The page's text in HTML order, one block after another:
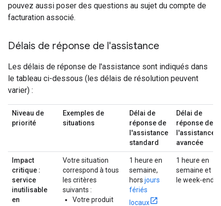
pouvez aussi poser des questions au sujet du compte de
facturation associé.
Délais de réponse de l'assistance
Les délais de réponse de l'assistance sont indiqués dans
le tableau ci-dessous (les délais de résolution peuvent
varier) :
Niveau de
priorité
Exemples de
situations
Délai de
réponse de
l'assistance
standard
Délai de
réponse de
l'assistance
avancée
Impact
critique :
service
inutilisable
en
Votre situation
correspond à tous
les critères
suivants :
Votre produit
1 heure en
semaine,
hors jours
fériés
locaux
1 heure en
semaine et
le week-end